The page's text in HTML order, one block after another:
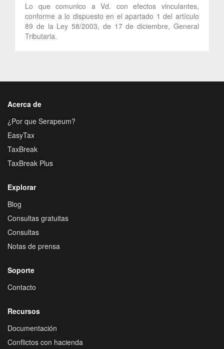
Lo que comunico a Vd. con efectos vinculantes,
conforme a lo dispuesto en el apartado 1 del artículo
89 de la Ley 58/2003, de 17 de diciembre, General
Tributaria.
Acerca de
¿Por que Serapeum?
EasyTax
TaxBreak
TaxBreak Plus
Explorar
Blog
Consultas gratuitas
Consultas
Notas de prensa
Soporte
Contacto
Recursos
Documentación
Conflictos con hacienda